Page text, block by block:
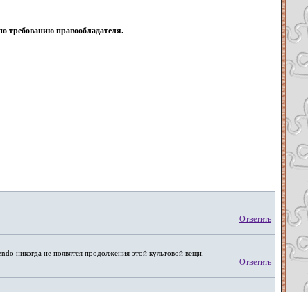
требованию правообладателя.
Ответить
никогда не появятся продолжения этой культовой вещи.
Ответить